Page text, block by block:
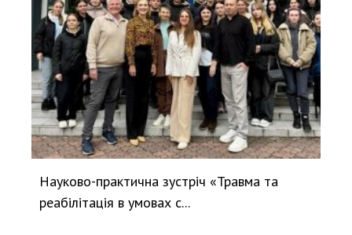
Науково-практична зустріч «Травма та
реабілітація в умовах с...